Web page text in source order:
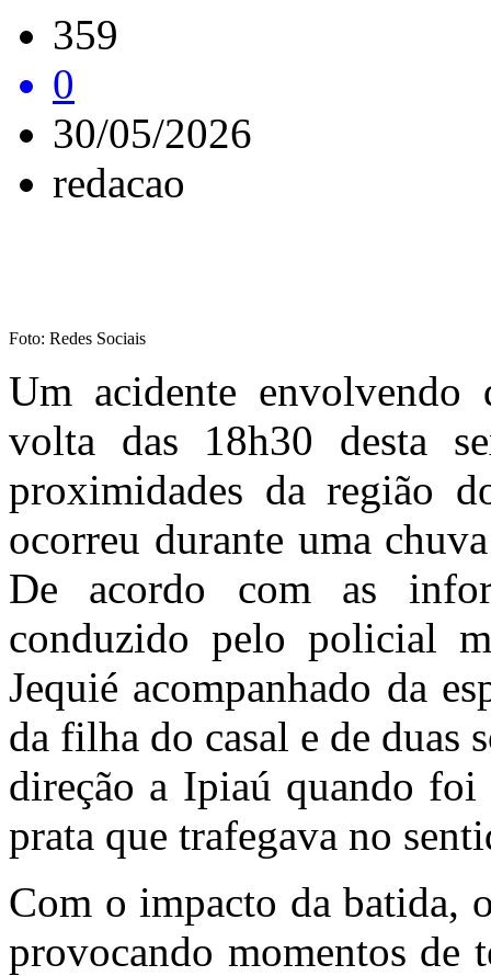
359
0
30/05/2026
redacao
Foto: Redes Sociais
Um acidente
volta das 18h30 desta
proximidades da região
ocorreu durante uma
De acordo com as
conduzido pelo policial
Jequié acompanhado da
da filha do casal e de duas
direção a Ipiaú quando
prata que trafegava no
Com o impacto da batida,
provocando momentos de